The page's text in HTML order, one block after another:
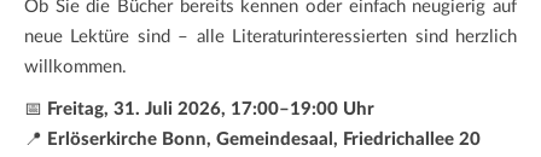
Ob Sie die Bücher bereits kennen oder einfach neugierig auf
neue Lektüre sind – alle Literaturinteressierten sind herzlich
willkommen.
📅 Freitag, 31. Juli 2026, 17:00–19:00 Uhr
📍 Erlöserkirche Bonn, Gemeindesaal, Friedrichallee 20